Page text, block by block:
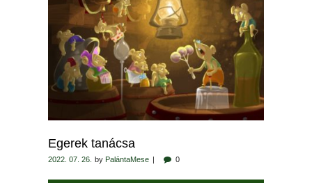
Egerek tanácsa
2022. 07. 26. by PalántaMese 0